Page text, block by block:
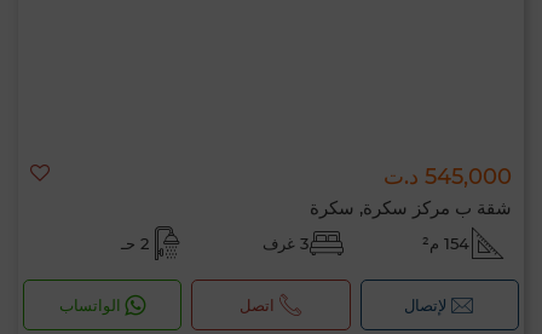
545,000 د.ت
شقة ب مركز سكرة, سكرة
154 م² 3 غرف 2 حـ
لإتصال اتصل الواتساب